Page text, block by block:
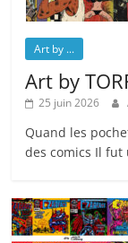
Art by ...
Art by
25 juin 2026
Quand les
des comics Il fut